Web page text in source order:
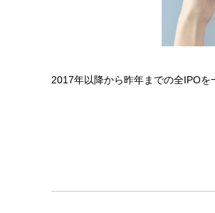
2017年以降から昨年までの全IPOを